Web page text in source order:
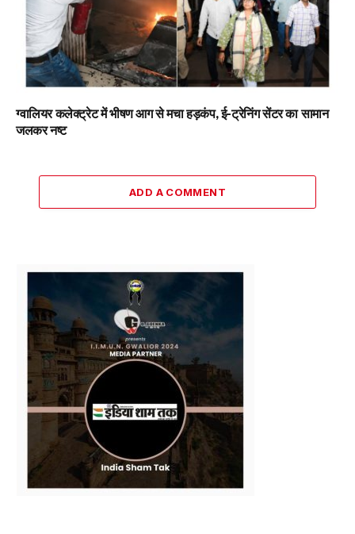
ग्वालियर कलेक्ट्रेट में भीषण आग से मचा हड़कंप, ई-ट्रेनिंग सेंटर का सामान
जलकर नष्ट
ADD A COMMENT